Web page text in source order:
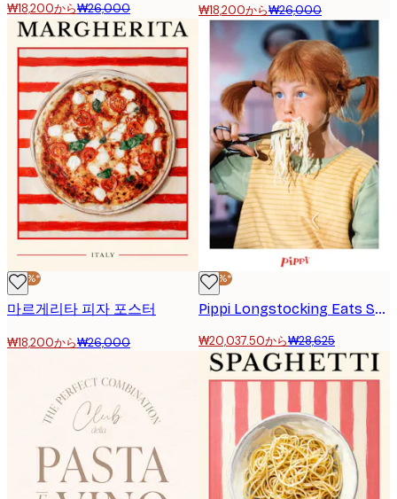
₩18,200から₩26,000 ₩18,200から₩26,000
-30%*
마르게리타 피자 포스터
₩18,200から₩26,000
-30%*
Pippi Longstocking Eats Spaghetti Poster
₩20,037.50から₩28,625